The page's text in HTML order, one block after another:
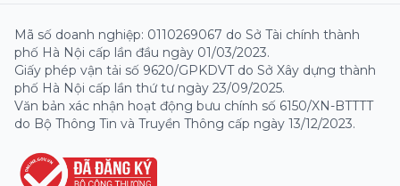
Mã số doanh nghiệp: 0110269067 do Sở Tài chính thành
phố Hà Nội cấp lần đầu ngày 01/03/2023.
Giấy phép vận tải số 9620/GPKDVT do Sở Xây dựng thành
phố Hà Nội cấp lần thứ tư ngày 23/09/2025.
Văn bản xác nhận hoạt động bưu chính số 6150/XN-BTTTT
do Bộ Thông Tin và Truyền Thông cấp ngày 13/12/2023.